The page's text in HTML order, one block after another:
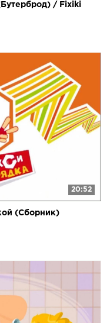
/ Fixiki
20:52
(Сборник)